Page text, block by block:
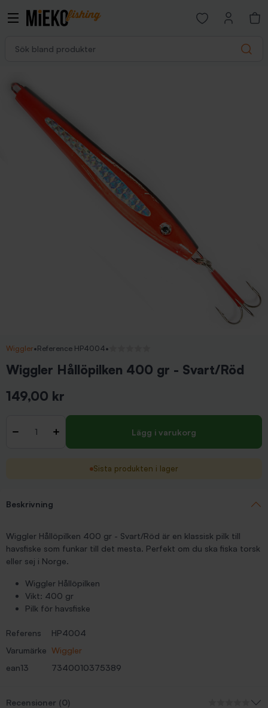
Search
Open favorites
Wiggler•Reference HP4004•
Wiggler Hållöpilken 400 gr - Svart/Röd
149,00 kr
- + Lägg i varukorg
Sista produkten i lager
Beskrivning
Wiggler Hållöpilken 400 gr - Svart/Röd är en klassisk pilk till
havsfiske som funkar till det mesta. Perfekt om du ska fiska torsk
eller sej i Norge.
Wiggler Hållöpilken
Vikt: 400 gr
Pilk för havsfiske
Referens
HP4004
Varumärke Wiggler
ean13
7340010375389
Recensioner (0)